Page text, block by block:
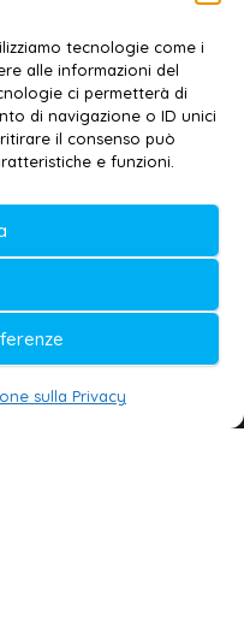
tecnologie come i
alle informazioni del
ci permetterà di
di navigazione o ID unici
il consenso può
e funzioni.
sulla Privacy
®
Registro della
di Lecce
dal Ministero